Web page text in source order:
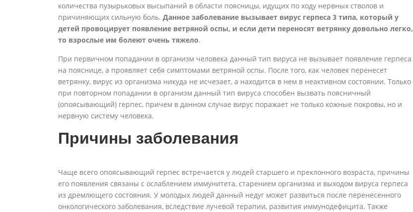
количества пузырьковых высыпаний в области поясницы, идущих по ходу нервных стволов и
причиняющих сильную боль. Данное заболевание вызывает вирус герпеса 3 типа, который у
детей провоцирует появление ветряной оспы, и если дети переносят ветрянку довольно легко,
то взрослые им болеют очень тяжело.
При первичном попадании в организм человека данный тип вируса не вызывает появление герпеса
на пояснице, а проявляет себя симптомами ветряной оспы. После того, как человек перенесет
ветрянку, вирус из организма никуда не исчезает, а находится в нем в неактивном состоянии. Только
при повторном попадании в организм данный тип вируса способен вызвать поясничный
(опоясывающий) герпес, причем в данном случае вирус поражает не только кожные покровы, но и
нервную систему человека.
Причины заболевания
Чаще всего опоясывающий герпес встречается у людей старшего и преклонного возраста, причины
его появления связаны с ослаблением иммунитета, старением организма и выходом вируса герпеса
из дремлющего состояния. У молодых людей данный недуг может развиться после перенесенного
онкологического заболевания, вследствие лучевой терапии, развития иммунодефицита. Также